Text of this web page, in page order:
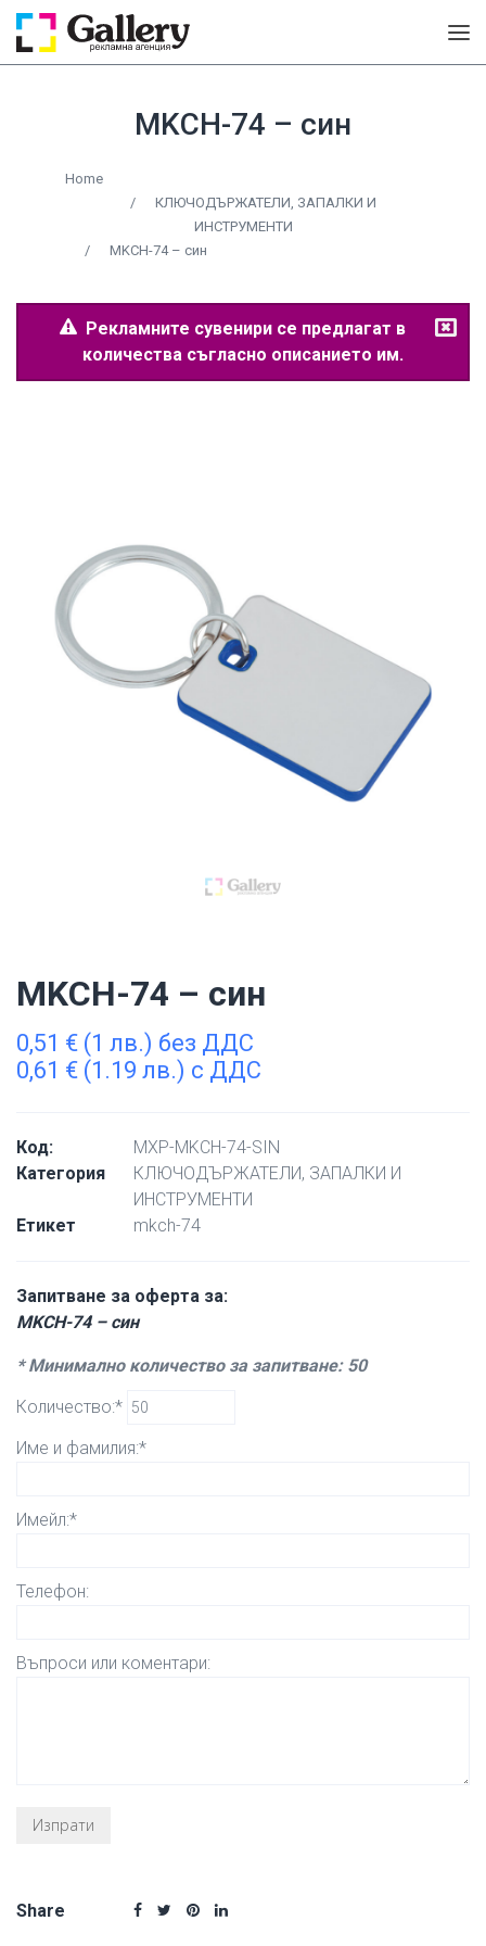
MKCH-74 – син
Home
/
КЛЮЧОДЪРЖАТЕЛИ, ЗАПАЛКИ И
ИНСТРУМЕНТИ
/
MKCH-74 – син
Рекламните сувенири се предлагат в
количества съгласно описанието им.
MKCH-74 – син
0,51 € (1 лв.) без ДДС
0,61 € (1.19 лв.) с ДДС
Код:
MXP-MKCH-74-SIN
Категория
КЛЮЧОДЪРЖАТЕЛИ, ЗАПАЛКИ И
ИНСТРУМЕНТИ
Етикет
mkch-74
Запитване за оферта за:
MKCH-74 – син
* Минимално количество за запитване: 50
Количество:*
Име и фамилия:*
Имейл:*
Телефон:
Въпроси или коментари:
Share